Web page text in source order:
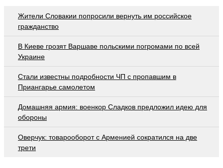
Жители Словакии попросили вернуть им российское
гражданство
В Киеве грозят Варшаве польскими погромами по всей
Украине
Стали известны подробности ЧП с пропавшим в
Приангарье самолетом
Домашняя армия: военкор Сладков предложил идею для
обороны
Оверчук: товарооборот с Арменией сократился на две
трети